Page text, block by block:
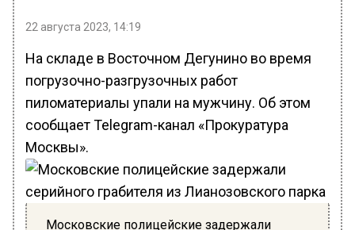
22 августа 2023, 14:19
На складе в Восточном Дегунино во время
погрузочно-разгрузочных работ
пиломатериалы упали на мужчину. Об этом
сообщает Telegram-канал «Прокуратура
Москвы».
Московские полицейские задержали